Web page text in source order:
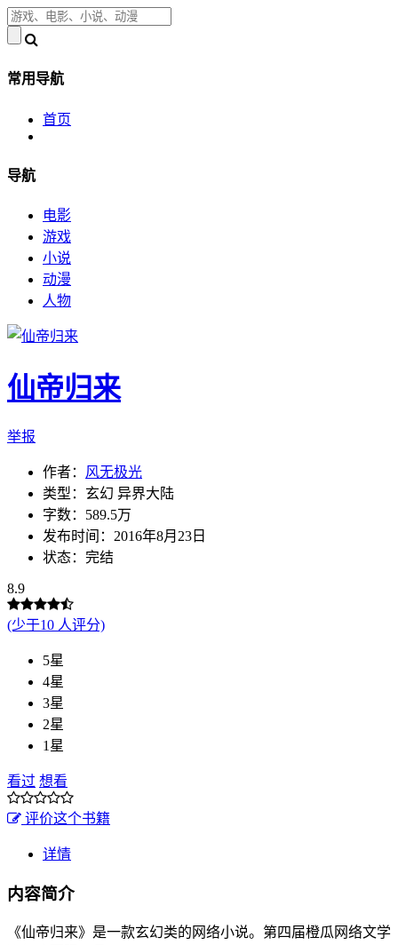
常用导航
首页
导航
电影
游戏
小说
动漫
人物
仙帝归来
举报
作者： 风无极光
类型：玄幻 异界大陆
字数：589.5万
发布时间：2016年8月23日
状态：完结
8.9
(少于10 人评分)
5星
4星
3星
2星
1星
看过 想看
评价这个书籍
详情
内容简介
《仙帝归来》是一款玄幻类的网络小说。第四届橙瓜网络文学